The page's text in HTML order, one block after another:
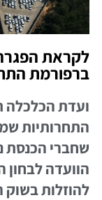
לקראת
ברפורמת
ועדת הכלכלה
התחרותיות
שחברי הכנסת
הוועדה
להוזלות